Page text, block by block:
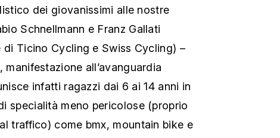
dei giovanissimi alle nostre
Schnellmann e Franz Gallati
Ticino Cycling e Swiss Cycling) –
manifestazione all’avanguardia
infatti ragazzi dai 6 ai 14 anni in
specialità meno pericolose (proprio
traffico) come bmx, mountain bike e